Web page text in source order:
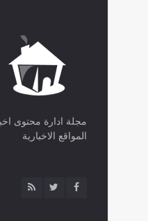
مجلة ادارة محتوى
المواقع الاخبارية